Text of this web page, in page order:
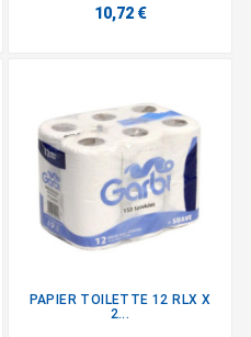
10,72 €
PAPIER TOILETTE 12 RLX X
2...